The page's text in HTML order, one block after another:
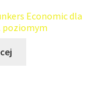
Economic dla
poziomym